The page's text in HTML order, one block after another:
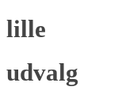
lille
udvalg